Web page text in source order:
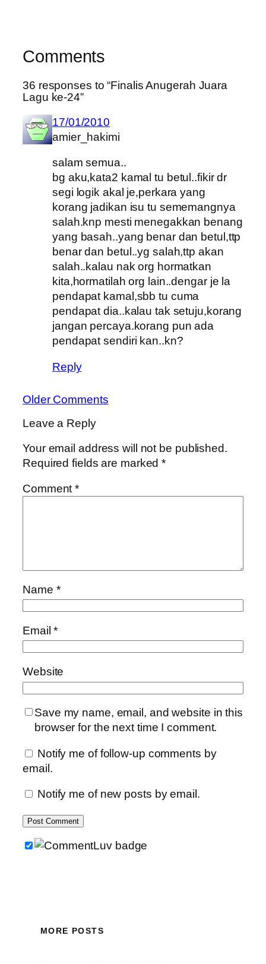
Comments
36 responses to “Finalis Anugerah Juara
Lagu ke-24”
17/01/2010
amier_hakimi
salam semua..
bg aku,kata2 kamal tu betul..fikir dr
segi logik akal je,perkara yang
korang jadikan isu tu sememangnya
salah.knp mesti menegakkan benang
yang basah..yang benar dan betul,ttp
benar dan betul..yg salah,ttp akan
salah..kalau nak org hormatkan
kita,hormatilah org lain..dengar je la
pendapat kamal,sbb tu cuma
pendapat dia..kalau tak setuju,korang
jangan percaya.korang pun ada
pendapat sendiri kan..kn?
Reply
Older Comments
Leave a Reply
Your email address will not be published.
Required fields are marked*
Comment*
Name *
Email*
Website
Save my name, email, and website in this
browser for the next time I comment.
Notify me of follow-up comments by
email.
Notify me of new posts by email.
MORE POSTS